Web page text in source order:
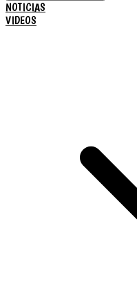
NOTICIAS
VIDEOS